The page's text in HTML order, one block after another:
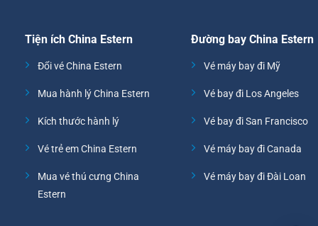
Tiện ích China Estern
Đổi vé China Estern
Mua hành lý China Estern
Kích thước hành lý
Vé trẻ em China Estern
Mua vé thú cưng China
Estern
Đường bay China Estern
Vé máy bay đi Mỹ
Vé bay đi Los Angeles
Vé bay đi San Francisco
Vé máy bay đi Canada
Vé máy bay đi Đài Loan